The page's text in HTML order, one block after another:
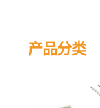
产品分类